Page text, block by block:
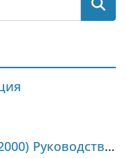
Volkswagen Passat B5 (1996-2000) Руководство по ремонту и техническому обслуживанию